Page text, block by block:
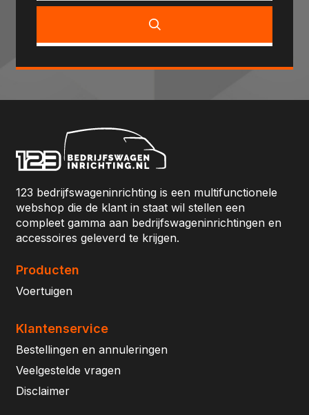
123 bedrijfswageninrichting is een multifunctionele
webshop die de klant in staat wil stellen een
compleet gamma aan bedrijfswageninrichtingen en
accessoires geleverd te krijgen.
Producten
Voertuigen
Klantenservice
Bestellingen en annuleringen
Veelgestelde vragen
Disclaimer